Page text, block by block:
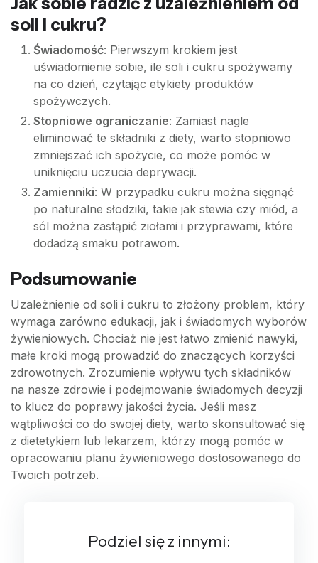
soli i cukru?
Świadomość: Pierwszym krokiem jest
uświadomienie sobie, ile soli i cukru spożywamy
na co dzień, czytając etykiety produktów
spożywczych.
Stopniowe ograniczanie: Zamiast nagle
eliminować te składniki z diety, warto stopniowo
zmniejszać ich spożycie, co może pomóc w
uniknięciu uczucia deprywacji.
Zamienniki: W przypadku cukru można sięgnąć
po naturalne słodziki, takie jak stewia czy miód, a
sól można zastąpić ziołami i przyprawami, które
dodadzą smaku potrawom.
Podsumowanie
Uzależnienie od soli i cukru to złożony problem, który
wymaga zarówno edukacji, jak i świadomych wyborów
żywieniowych. Chociaż nie jest łatwo zmienić nawyki,
małe kroki mogą prowadzić do znaczących korzyści
zdrowotnych. Zrozumienie wpływu tych składników
na nasze zdrowie i podejmowanie świadomych decyzji
to klucz do poprawy jakości życia. Jeśli masz
wątpliwości co do swojej diety, warto skonsultować się
z dietetykiem lub lekarzem, którzy mogą pomóc w
opracowaniu planu żywieniowego dostosowanego do
Twoich potrzeb.
Podziel się z innymi: